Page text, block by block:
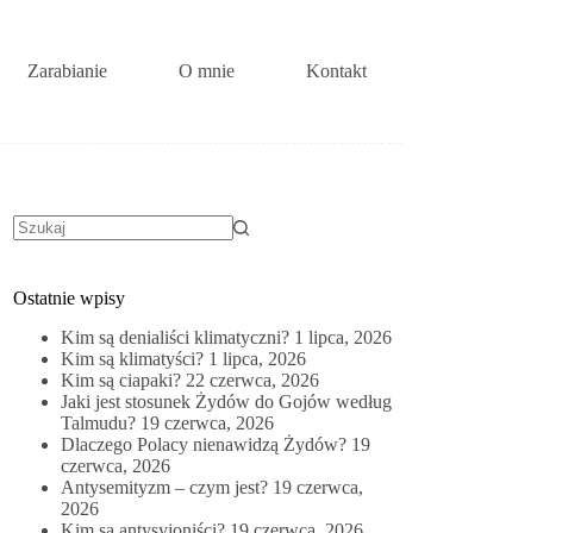
Zarabianie O mnie Kontakt
Ostatnie wpisy
Kim są denialiści klimatyczni? 1 lipca, 2026
Kim są klimatyści? 1 lipca, 2026
Kim są ciapaki? 22 czerwca, 2026
Jaki jest stosunek Żydów do Gojów według
Talmudu? 19 czerwca, 2026
Dlaczego Polacy nienawidzą Żydów? 19
czerwca, 2026
Antysemityzm – czym jest? 19 czerwca,
2026